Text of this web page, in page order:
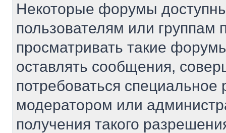
Некоторые форумы
пользователям или группам
просматривать такие
оставлять сообщения,
потребоваться
модератором или
получения такого